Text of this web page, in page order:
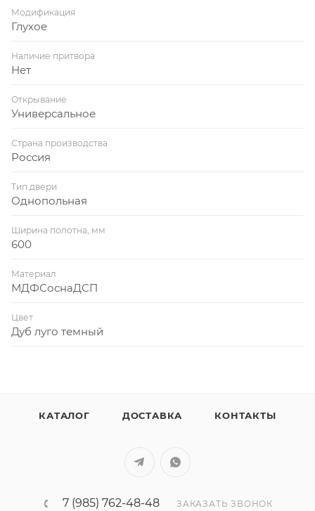
Модификация
Глухое
Наличие притвора
Нет
Открывание
Универсальное
Страна производства
Россия
Тип двери
Однопольная
Ширина полотна, мм
600
Материал
МДФСоснаДСП
Цвет
Дуб луго темный
КАТАЛОГ ДОСТАВКА КОНТАКТЫ
7 (985) 762-48-48 ЗАКАЗАТЬ ЗВОНОК